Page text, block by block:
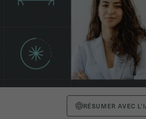
RÉSUMER AVEC